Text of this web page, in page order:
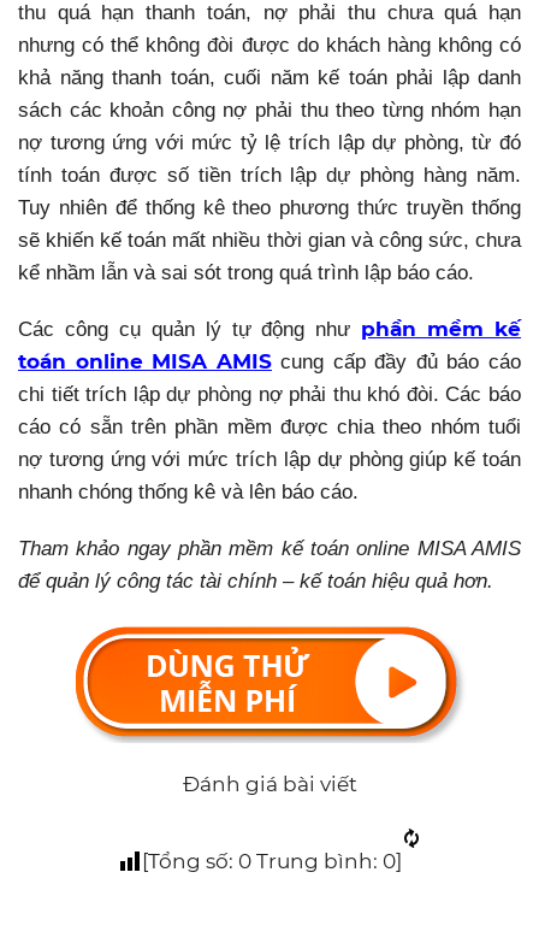
thu quá hạn thanh toán, nợ phải thu chưa quá hạn
nhưng có thể không đòi được do khách hàng không có
khả năng thanh toán, cuối năm kế toán phải lập danh
sách các khoản công nợ phải thu theo từng nhóm hạn
nợ tương ứng với mức tỷ lệ trích lập dự phòng, từ đó
tính toán được số tiền trích lập dự phòng hàng năm.
Tuy nhiên để thống kê theo phương thức truyền thống
sẽ khiến kế toán mất nhiều thời gian và công sức, chưa
kể nhầm lẫn và sai sót trong quá trình lập báo cáo.
Các công cụ quản lý tự động như phần mềm kế
toán online MISA AMIScung cấp đầy đủ báo cáo
chi tiết trích lập dự phòng nợ phải thu khó đòi. Các báo
cáo có sẵn trên phần mềm được chia theo nhóm tuổi
nợ tương ứng với mức trích lập dự phòng giúp kế toán
nhanh chóng thống kê và lên báo cáo.
Tham khảo ngay phần mềm kế toán online MISA AMIS
để quản lý công tác tài chính – kế toán hiệu quả hơn.
Đánh giá bài viết
[Tổng số: 0 Trung bình: 0]